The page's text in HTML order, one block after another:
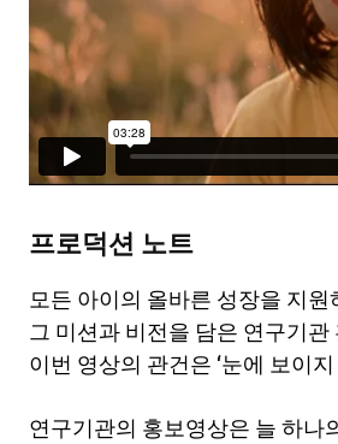
프로덕션 노트
모든 아이의 올바른 성장을 지
그 미션과 비전을 담은 연구기
이번 영상의 관건은 ‘눈에 보이
연구기관의 홍보영상은 늘 하나